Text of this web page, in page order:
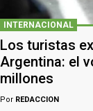
INTERNACIONAL
Los turistas
Argentina: el
millones
Por REDACCION